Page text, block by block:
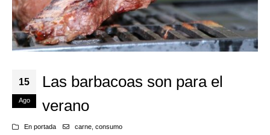
15
Ago
Las barbacoas son para el
verano
En portada carne, consumo